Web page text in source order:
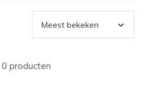
producten